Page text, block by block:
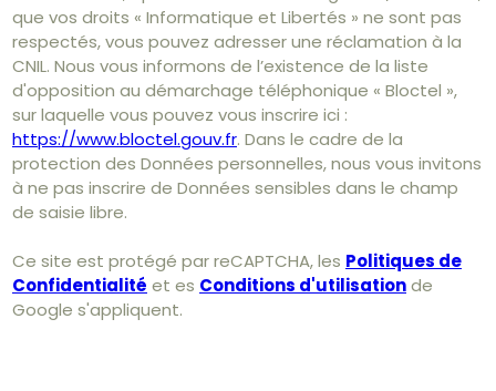
que vos droits « Informatique et Libertés » ne sont pas
respectés, vous pouvez adresser une réclamation à la
CNIL. Nous vous informons de l’existence de la liste
d'opposition au démarchage téléphonique « Bloctel »,
sur laquelle vous pouvez vous inscrire ici :
https://www.bloctel.gouv.fr. Dans le cadre de la
protection des Données personnelles, nous vous invitons
à ne pas inscrire de Données sensibles dans le champ
de saisie libre.
Ce site est protégé par reCAPTCHA, les Politiques de
Confidentialité et es Conditions d'utilisationde
Google s'appliquent.